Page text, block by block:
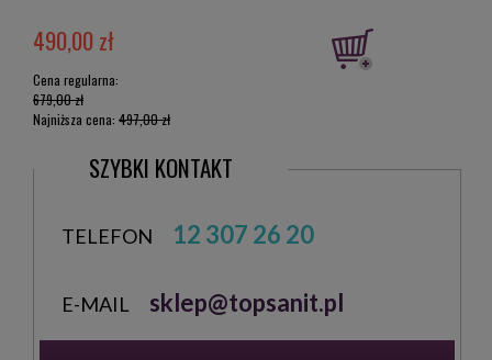
490,00 zł
Cena regularna:
679,00 zł
Najniższa cena: 497,00 zł
SZYBKI KONTAKT
TELEFON 12 307 26 20
E-MAIL sklep@topsanit.pl